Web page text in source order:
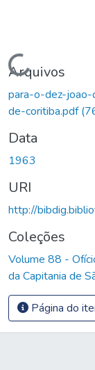
Carregando...
Arquivos
para-o-dez-
de-coritiba.pdf
Data
1963
URI
http://
Coleções
Volume 88 -
da Capitania de
Página do